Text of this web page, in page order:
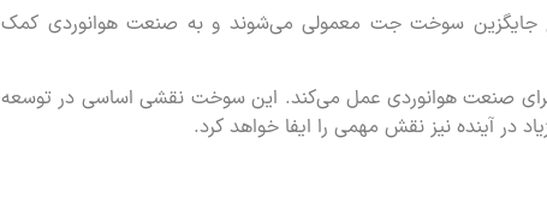
جایگزین سوخت جت معمولی می‌شوند و به صنعت هوانوردی کمک
صنعت هوانوردی عمل می‌کند. این سوخت نقشی اساسی در توسعه
در آینده نیز نقش مهمی را ایفا خواهد کرد.